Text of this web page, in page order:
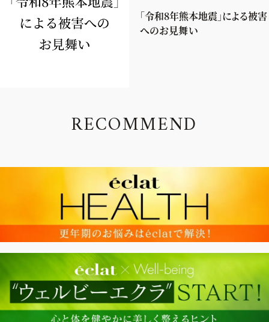
「令和8年熊本地震」による被害
へのお見舞い
RECOMMEND